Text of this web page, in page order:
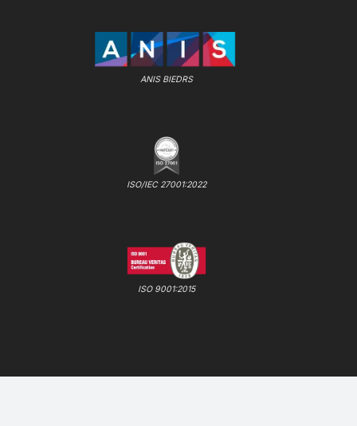
ANIS BIEDRS
ISO/IEC 27001:2022
ISO 9001:2015